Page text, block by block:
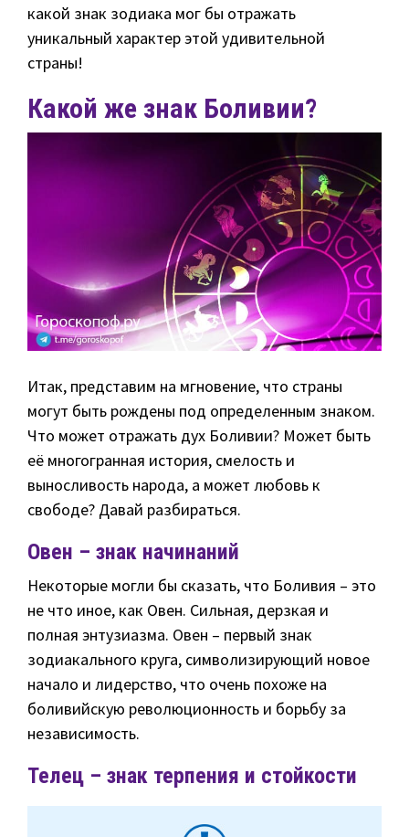
какой знак зодиака мог бы отражать
уникальный характер этой удивительной
страны!
Какой же знак Боливии?
Итак, представим на мгновение, что страны
могут быть рождены под определенным знаком.
Что может отражать дух Боливии? Может быть
её многогранная история, смелость и
выносливость народа, а может любовь к
свободе? Давай разбираться.
Овен – знак начинаний
Некоторые могли бы сказать, что Боливия – это
не что иное, как Овен. Сильная, дерзкая и
полная энтузиазма. Овен – первый знак
зодиакального круга, символизирующий новое
начало и лидерство, что очень похоже на
боливийскую революционность и борьбу за
независимость.
Телец – знак терпения и стойкости